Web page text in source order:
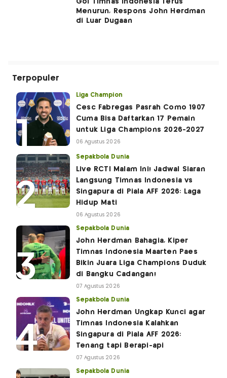
Gol Timnas Indonesia Terus
Menurun, Respons John Herdman
di Luar Dugaan
Terpopuler
Liga Champion
Cesc Fabregas Pasrah Como 1907
Cuma Bisa Daftarkan 17 Pemain
untuk Liga Champions 2026-2027
06 Agustus 2026
Sepakbola Dunia
Live RCTI Malam Ini! Jadwal Siaran
Langsung Timnas Indonesia vs
Singapura di Piala AFF 2026: Laga
Hidup Mati
06 Agustus 2026
Sepakbola Dunia
John Herdman Bahagia, Kiper
Timnas Indonesia Maarten Paes
Bikin Juara Liga Champions Duduk
di Bangku Cadangan!
07 Agustus 2026
Sepakbola Dunia
John Herdman Ungkap Kunci agar
Timnas Indonesia Kalahkan
Singapura di Piala AFF 2026:
Tenang tapi Berapi-api
07 Agustus 2026
Sepakbola Dunia